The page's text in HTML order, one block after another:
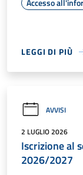
Accesso
LEGGI DI PIÙ
AVVISI
2 LUGLIO 2026
Iscrizione al
2026/2027